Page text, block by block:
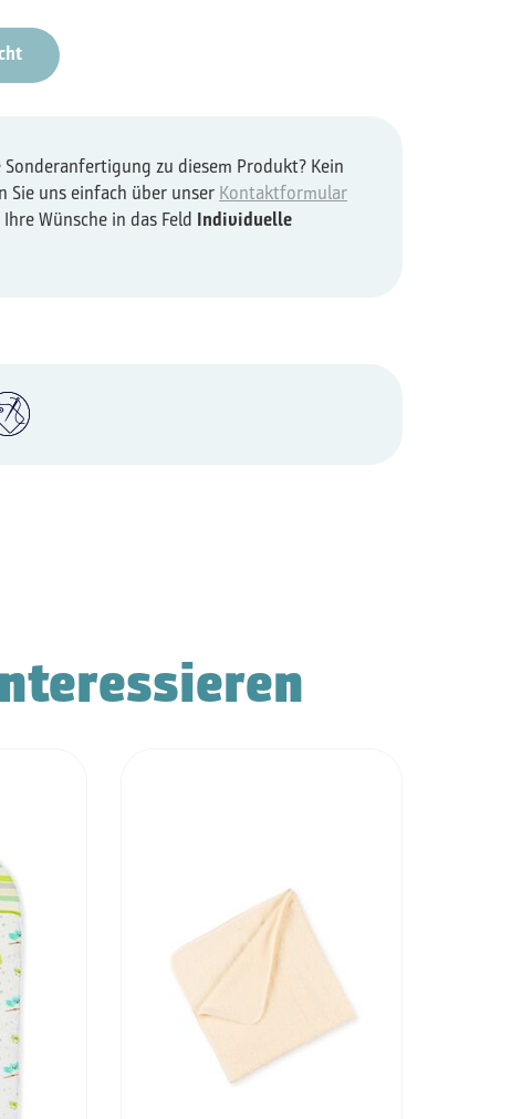
zu diesem Produkt? Kein
Sie uns einfach über unser Kontaktformular
Wünsche in das Feld Individuelle